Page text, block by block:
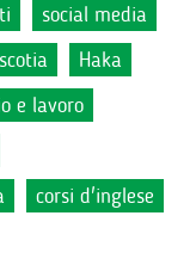
social media
Haka
e lavoro
corsi d'inglese